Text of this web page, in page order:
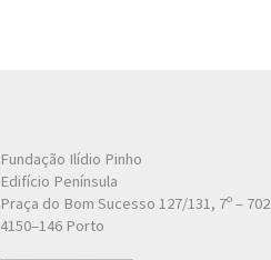
Fundação Ilídio Pinho
Edifício Península
Praça do Bom Sucesso 127/131, 7º – 702
4150–146 Porto